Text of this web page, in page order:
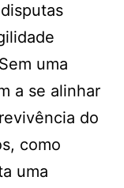
uma
a se alinhar
do
como
uma